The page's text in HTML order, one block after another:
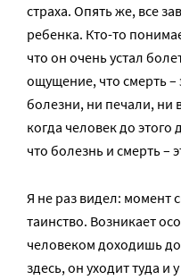
страха. Опять же, все
ребенка. Кто-то
что он очень устал
ощущение, что смерть –
болезни, ни печали, ни
когда человек до
что болезнь и смерть –
Я не раз видел: момент
таинство. Возникает
человеком доходишь
здесь, он уходит туда и